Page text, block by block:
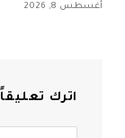
أغسطس 8, 2026
اترك تعليقاً